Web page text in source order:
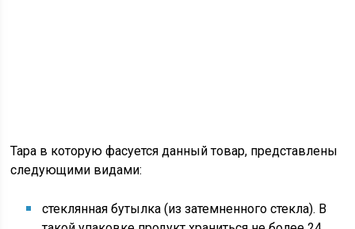
Тара в которую фасуется данный товар, представлены
следующими видами:
стеклянная бутылка (из затемненного стекла). В